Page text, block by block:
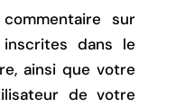
sur
dans le
ainsi que votre
de votre